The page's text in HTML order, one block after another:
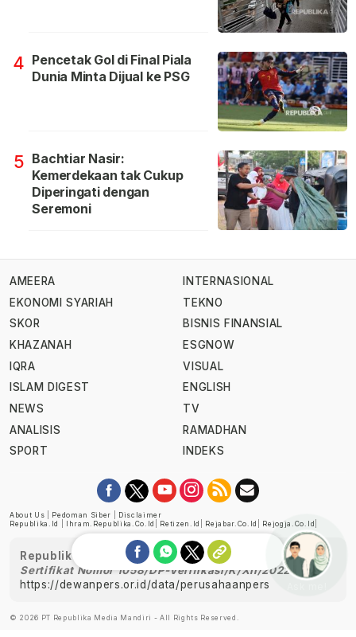
4 Pencetak Gol di Final Piala
Dunia Minta Dijual ke PSG
5 Bachtiar Nasir:
Kemerdekaan tak Cukup
Diperingati dengan
Seremoni
AMEERA
EKONOMI SYARIAH
SKOR
KHAZANAH
IQRA
ISLAM DIGEST
NEWS
ANALISIS
SPORT
INTERNASIONAL
TEKNO
BISNIS FINANSIAL
ESGNOW
VISUAL
ENGLISH
TV
RAMADHAN
INDEKS
About Us Pedoman Siber
Disclaimer
Republika.id
Ihram.republika.co.id Retizen.id Rejabar.co.id Rejogja.co.id
Republika telah diverifikasi oleh Dewan Pers
Sertifikat Nomor 1058/DP-Verifikasi/K/XII/2022
https://dewanpers.or.id/data/perusahaanpers
© 2026 PT Republika Media Mandiri - All Rights Reserved.